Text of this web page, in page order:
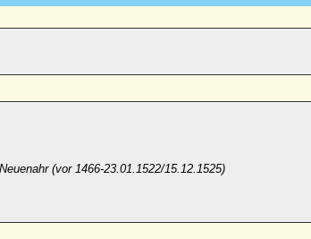
(vor 1466-23.01.1522/15.12.1525)